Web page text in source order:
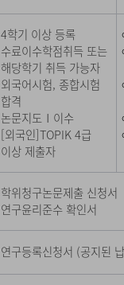
4학기 이상 등록
수료이수학점취득 또는
해당학기 취득 가능자
외국어시험, 종합시험
합격
논문지도Ⅰ이수
[외국인]TOPIK 4급
이상 제출자
학위청구논문제출 신청서
연구윤리준수 확인서
연구등록신청서 (공지된